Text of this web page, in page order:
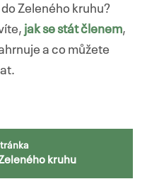
Zeleného kruhu?
jak se stát členem,
a co můžete
kruhu